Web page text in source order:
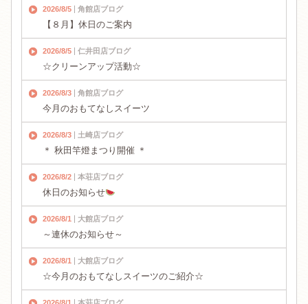
2026/8/5 角館店ブログ
【８月】休日のご案内
2026/8/5 仁井田店ブログ
☆クリーンアップ活動☆
2026/8/3 角館店ブログ
今月のおもてなしスイーツ
2026/8/3 土崎店ブログ
＊ 秋田竿燈まつり開催 ＊
2026/8/2 本荘店ブログ
休日のお知らせ
2026/8/1 大館店ブログ
～連休のお知らせ～
2026/8/1 大館店ブログ
☆今月のおもてなしスイーツのご紹介☆